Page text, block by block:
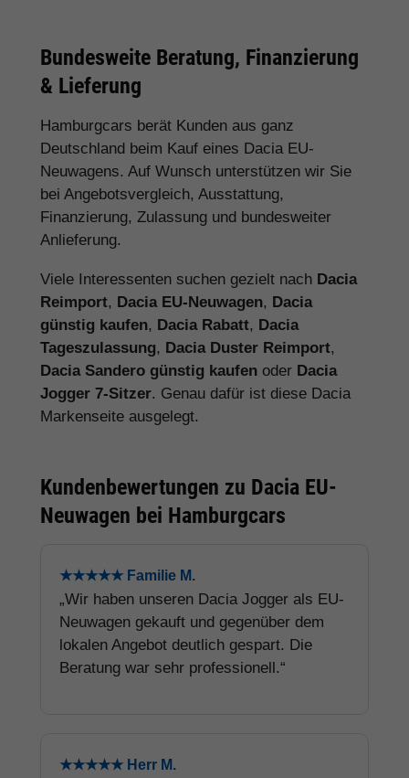
Bundesweite Beratung, Finanzierung
& Lieferung
Hamburgcars berät Kunden aus ganz
Deutschland beim Kauf eines Dacia EU-
Neuwagens. Auf Wunsch unterstützen wir Sie
bei Angebotsvergleich, Ausstattung,
Finanzierung, Zulassung und bundesweiter
Anlieferung.
Viele Interessenten suchen gezielt nach Dacia
Reimport, Dacia EU-Neuwagen, Dacia
günstig kaufen, Dacia Rabatt, Dacia
Tageszulassung, Dacia Duster Reimport,
Dacia Sandero günstig kaufen oder Dacia
Jogger 7-Sitzer. Genau dafür ist diese Dacia
Markenseite ausgelegt.
Kundenbewertungen zu Dacia EU-
Neuwagen bei Hamburgcars
★★★★★ Familie M.
„Wir haben unseren Dacia Jogger als EU-
Neuwagen gekauft und gegenüber dem
lokalen Angebot deutlich gespart. Die
Beratung war sehr professionell.“
★★★★★ Herr M.